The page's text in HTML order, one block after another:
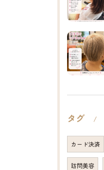
タグ
カード決済
訪問美容